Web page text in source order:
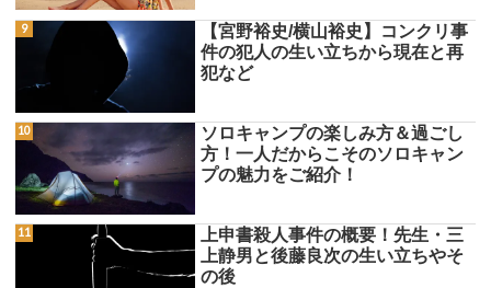
【宮野裕史/横山裕史】コンクリ事
件の犯人の生い立ちから現在と再
犯など
ソロキャンプの楽しみ方＆過ごし
方！一人だからこそのソロキャン
プの魅力をご紹介！
上申書殺人事件の概要！先生・三
上静男と後藤良次の生い立ちやそ
の後